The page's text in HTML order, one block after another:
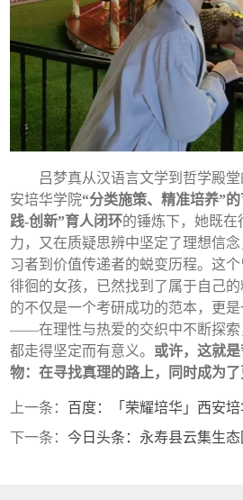
吕梦真从汉语言文学到哲学殿
安培华学院“分类施策、精准培养”
践-创新”育人闭环的锤炼下，她既在
力，又在质疑思辨中坚定了理想信
习者到价值传递者的蜕变历程。这
徘徊的女孩，已然找到了属于自己
的不仅是一个考研成功的范本，更
——在理性与热爱的交织中不断探索
都走得坚定而有意义。 或许，这就
物：在寻找真理的路上， 同时成为
上一条： 百度：「荣耀培华」西安培华学院在第十
下一条：今日头条：永寿县云集生态园景区与西安